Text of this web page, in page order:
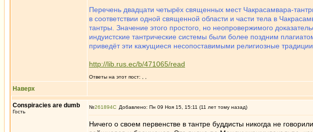
Перечень двадцати четырёх священных мест Чакрасамвара-
в соответствии одной священной области и части тела в
тантры. Значение этого простого, но неопровержимого
индуистские тантрические системы были более поздним
приведёт эти кажущиеся несопоставимыми религиозные
http://lib.rus.ec/b/471065/read
Ответы на этот пост:
Наверх
Conspiracies are dumb
Гость
№261894 Добавлено: Пн 09 Ноя 15, 15:11 (11 лет тому назад)
Ничего о своем первенстве в тантре буддисты никогда не